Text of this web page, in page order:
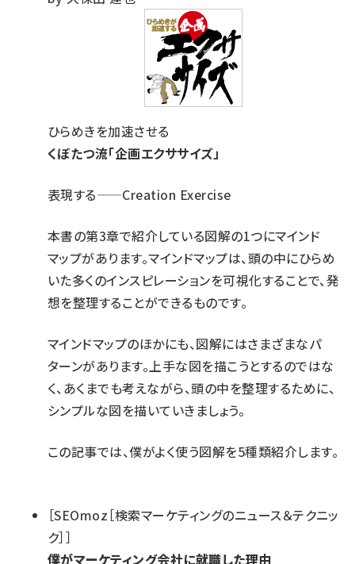
ひらめきを加速させる
くぼたつ流「企画エクササイズ」
表現する——Creation Exercise
本書の第3章で紹介している図解の1つにマインド
マップがあります。マインドマップは、頭の中にひらめ
いた多くのインスピレーションを可視化することで、発
想を整理することができるものです。
マインドマップのほかにも、図解にはさまざまなパ
ターンがあります。上手な図を描こうとするのではな
く、あくまでも考えながら、頭の中を整理するために、
シンプルな図を描いていきましょう。
この記事では、僕がよく使う図解を5種類紹介します。
［SEOmoz［検索マーケティングのニュース＆テクニッ
ク］］
僕がマーケティング会社に就職した理由